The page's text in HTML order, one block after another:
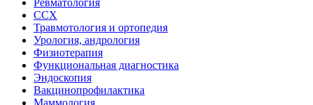
Ревматология
ССХ
Травмотология и ортопедия
Урология, андрология
Физиотерапия
Функциональная диагностика
Эндоскопия
Вакцинопрофилактика
Маммология